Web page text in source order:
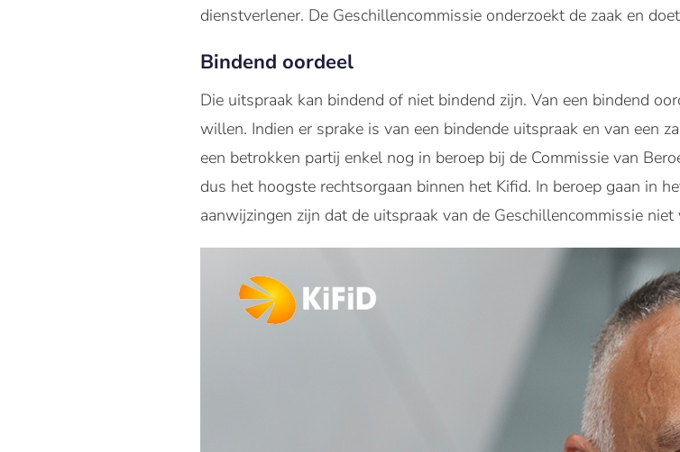
dienstverlener. De Geschillencommissie onderzoekt de zaak en
Bindend oordeel
Die uitspraak kan bindend of niet bindend zijn. Van een bindend
willen. Indien er sprake is van een bindende uitspraak en van een
een betrokken partij enkel nog in beroep bij de Commissie van
dus het hoogste rechtsorgaan binnen het Kifid. In beroep gaan in
aanwijzingen zijn dat de uitspraak van de Geschillencommissie